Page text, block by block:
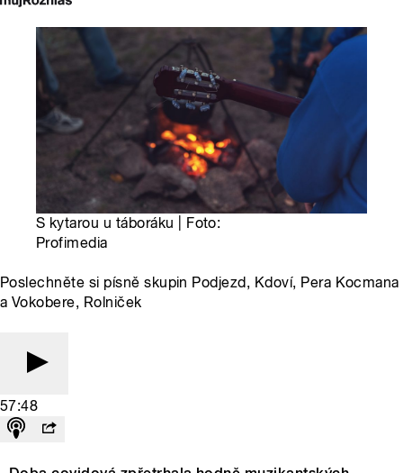
S kytarou u táboráku | Foto:
Profimedia
Poslechněte si písně skupin Podjezd, Kdoví, Pera Kocmana
a Vokobere, Rolniček
57:48